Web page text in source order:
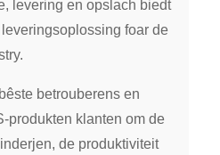
levering en opslach biedt
foar de
betrouberens en
produkten klanten om de
de produktiviteit